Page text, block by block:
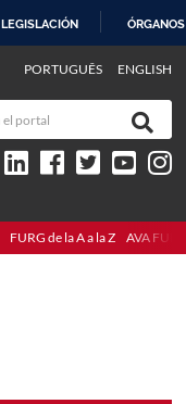
LEGISLACIÓN
PORTUGUÊS ENGLISH
FURG de la A a la Z AVA FURG